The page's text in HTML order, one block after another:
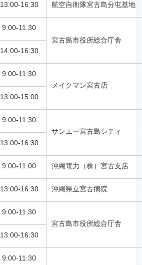
13:00-16:30 航空自衛隊宮古島分屯基地
9:00-11:30
宮古島市役所総合庁舎
14:00-16:30
9:00-11:30
メイクマン宮古店
13:00-15:00
9:00-11:30
サンエー宮古島シティ
13:00-16:30
9:00-11:00 沖縄電力（株）宮古支店
13:00-16:30 沖縄県立宮古病院
9:00-11:30
宮古島市役所総合庁舎
13:00-16:30
9:00-11:30